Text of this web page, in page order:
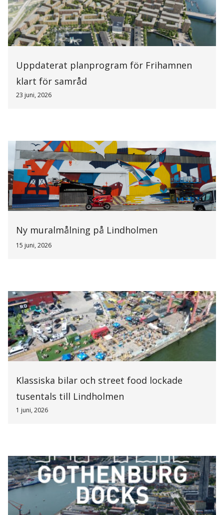
Uppdaterat planprogram för Frihamnen
klart för samråd
23 juni, 2026
Ny muralmålning på Lindholmen
15 juni, 2026
Klassiska bilar och street food lockade
tusentals till Lindholmen
1 juni, 2026